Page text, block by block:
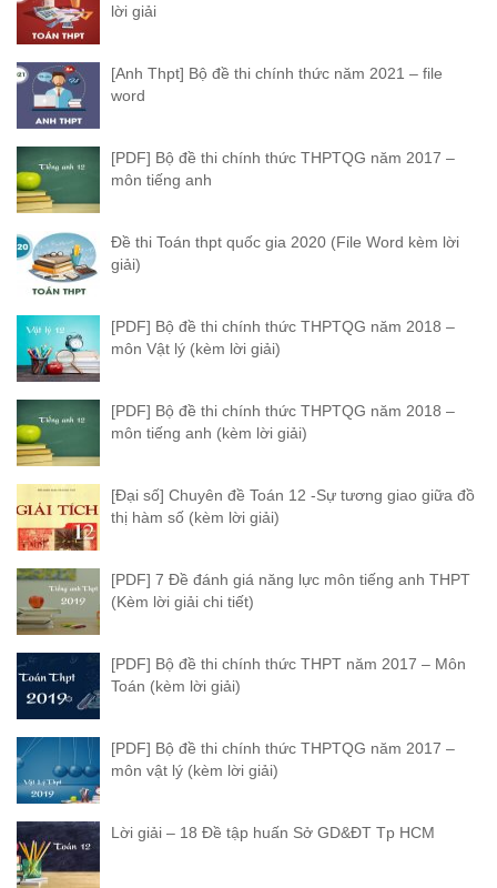
lời giải
[Anh Thpt] Bộ đề thi chính thức năm 2021 – file
word
[PDF] Bộ đề thi chính thức THPTQG năm 2017 –
môn tiếng anh
Đề thi Toán thpt quốc gia 2020 (File Word kèm lời
giải)
[PDF] Bộ đề thi chính thức THPTQG năm 2018 –
môn Vật lý (kèm lời giải)
[PDF] Bộ đề thi chính thức THPTQG năm 2018 –
môn tiếng anh (kèm lời giải)
[Đại số] Chuyên đề Toán 12 -Sự tương giao giữa đồ
thị hàm số (kèm lời giải)
[PDF] 7 Đề đánh giá năng lực môn tiếng anh THPT
(Kèm lời giải chi tiết)
[PDF] Bộ đề thi chính thức THPT năm 2017 – Môn
Toán (kèm lời giải)
[PDF] Bộ đề thi chính thức THPTQG năm 2017 –
môn vật lý (kèm lời giải)
Lời giải – 18 Đề tập huấn Sở GD&ĐT Tp HCM